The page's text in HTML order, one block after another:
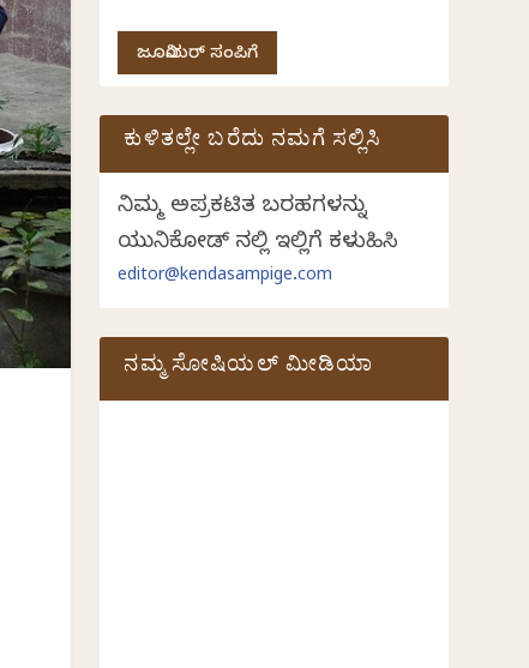
ಜೂನಿಯರ್ ಸಂಪಿಗೆ
ಕುಳಿತಲ್ಲೇ ಬರೆದು ನಮಗೆ ಸಲ್ಲಿಸಿ
ನಿಮ್ಮ ಅಪ್ರಕಟಿತ ಬರಹಗಳನ್ನು
ಯುನಿಕೋಡ್ ನಲ್ಲಿ ಇಲ್ಲಿಗೆ ಕಳುಹಿಸಿ
editor@kendasampige.com
ನಮ್ಮ ಸೋಷಿಯಲ್‌ ಮೀಡಿಯಾ